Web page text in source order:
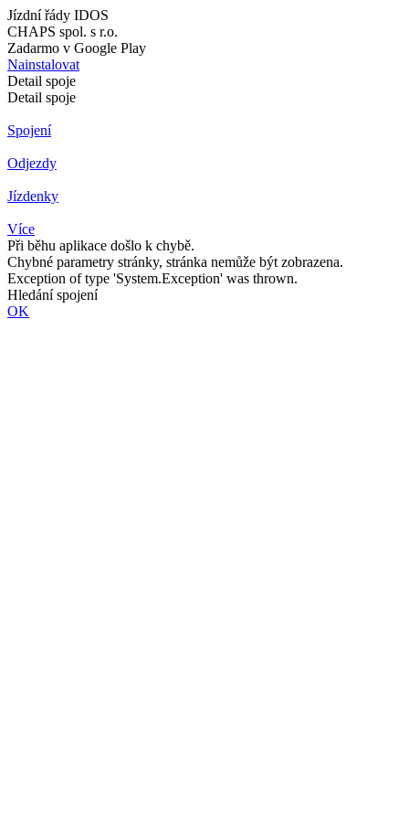
Jízdní řády IDOS
CHAPS spol. s r.o.
Zadarmo v Google Play
Nainstalovat
Detail spoje
Detail spoje
Spojení
Odjezdy
Jízdenky
Více
Při běhu aplikace došlo k chybě.
Chybné parametry stránky, stránka nemůže být zobrazena.
Exception of type 'System.Exception' was thrown.
Hledání spojení
OK